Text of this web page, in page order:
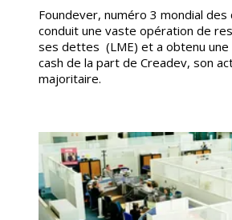
Foundever, numéro 3 mondial des
conduit une vaste opération de
ses dettes (LME) et a obtenu une
cash de la part de Creadev, son
majoritaire.